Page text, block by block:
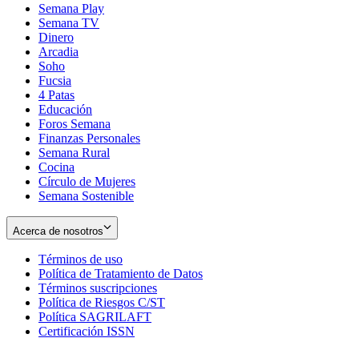
Semana Play
Semana TV
Dinero
Arcadia
Soho
in
new
window
Fucsia
in
new
window
4 Patas
Educación
Foros Semana
Finanzas Personales
Semana Rural
Cocina
Círculo de Mujeres
Semana Sostenible
Acerca de nosotros
Términos de uso
in
new
window
Política de Tratamiento de Datos
Términos suscripciones
in
Política de Riesgos C/ST
Política SAGRILAFT
Certificación ISSN